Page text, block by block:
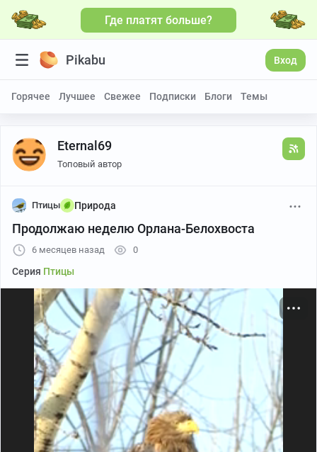
Где платят больше?
Pikabu Вход
Горячее Лучшее Свежее Подписки Блоги Темы
Eternal69
Топовый автор
Птицы Природа
Продолжаю неделю Орлана-Белохвоста
6 месяцев назад 0
Серия Птицы
Больше видео